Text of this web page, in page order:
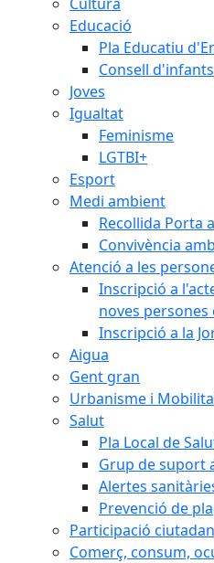
Educació
Pla Educatiu
Consell d'infants
Joves
Igualtat
Feminisme
LGTBI+
Esport
Medi ambient
Recollida Porta
Convivència
Atenció a les
Inscripció a
noves
Inscripció a la
Aigua
Gent gran
Urbanisme i
Salut
Pla Local de
Grup de suport
Alertes
Prevenció de
Participació
Comerç, consum,